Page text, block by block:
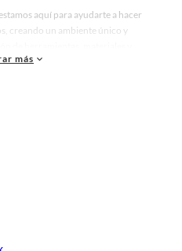
aquí para ayudarte a hacer
creando un ambiente único y
crear un espacio más tú.
decoración, estamos aquí para hacer
todo lo que tenemos para ofrecerte en
de terraza en Sodimac
calidad para tus proyectos y
todo lo que tenemos para
de Muebles de terraza en Sodimac.
de renovación y decoración.
más